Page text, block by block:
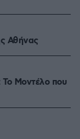
Αθήνας
Το Mοντέλο που